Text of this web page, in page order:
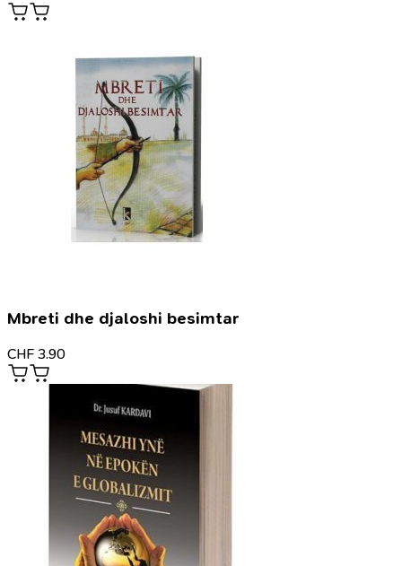
Mbreti dhe djaloshi besimtar
CHF 3.90